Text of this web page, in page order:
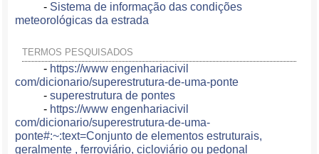
- Sistema de informação das condições
meteorológicas da estrada
TERMOS PESQUISADOS
- https://www engenhariacivil
com/dicionario/superestrutura-de-uma-ponte
-superestrutura de pontes
- https://www engenhariacivil
com/dicionario/superestrutura-de-uma-
ponte#:~:text=Conjunto de elementos estruturais,
geralmente , ferroviário, cicloviário ou pedonal